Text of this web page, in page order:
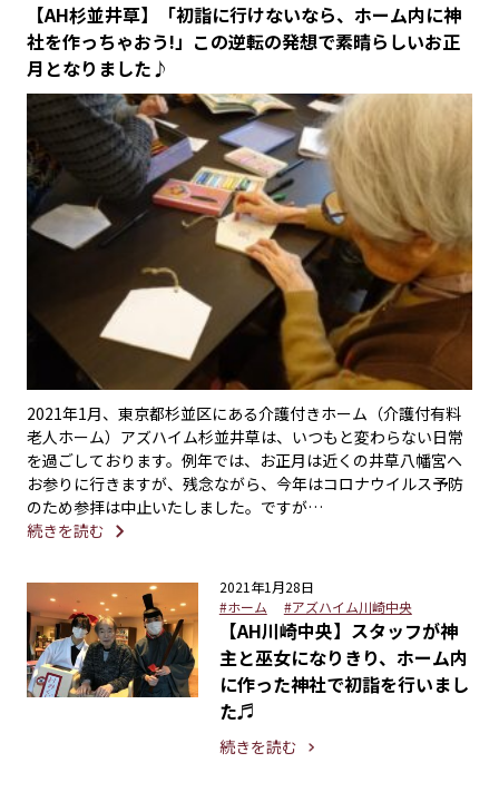
【AH杉並井草】「初詣に行けないなら、ホーム内に神
社を作っちゃおう!」この逆転の発想で素晴らしいお正
月となりました♪
2021年1月、東京都杉並区にある介護付きホーム（介護付有料
老人ホーム）アズハイム杉並井草は、いつもと変わらない日常
を過ごしております。例年では、お正月は近くの井草八幡宮へ
お参りに行きますが、残念ながら、今年はコロナウイルス予防
のため参拝は中止いたしました。ですが…
続きを読む
2021年1月28日
#ホーム
#アズハイム川崎中央
【AH川崎中央】スタッフが神
主と巫女になりきり、ホーム内
に作った神社で初詣を行いまし
た♬
続きを読む